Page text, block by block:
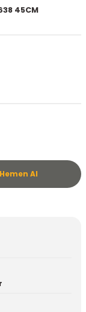
45CM
Hemen Al